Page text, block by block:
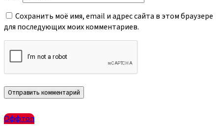
Сохранить моё имя, email и адрес сайта в этом браузере
для последующих моих комментариев.
Оффтоп